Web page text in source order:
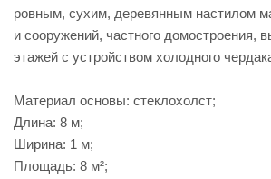
ровным, сухим, деревянным настилом
и сооружений, частного домостроения,
этажей с устройством холодного
Материал основы: стеклохолст;
Длина: 8 м;
Ширина: 1 м;
Площадь: 8 м²;